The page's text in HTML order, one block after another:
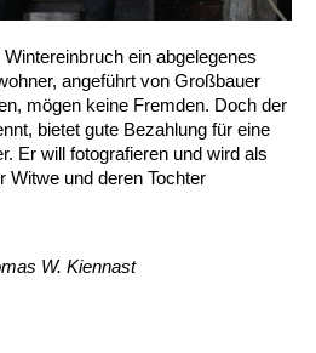
ein abgelegenes
angeführt von Großbauer
mögen keine Fremden. Doch der
bietet gute Bezahlung für eine
Er will fotografieren und wird als
Witwe und deren Tochter
W. Kiennast